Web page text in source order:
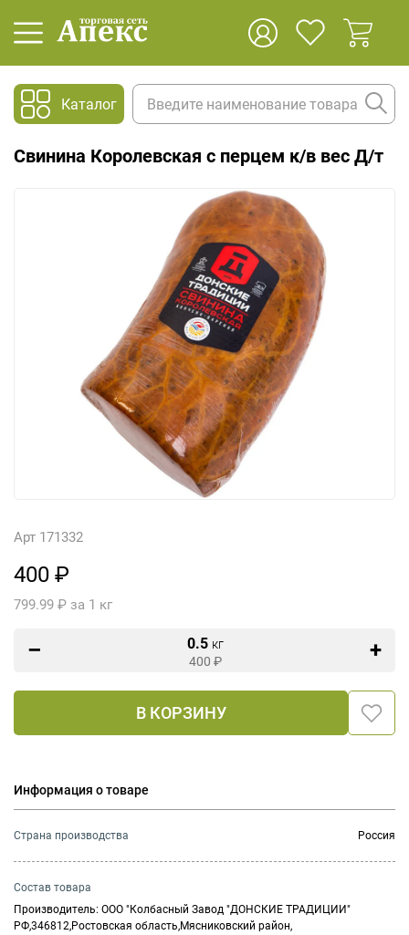
Каталог
Свинина Королевская с перцем к/в вес Д/т
Арт 171332
400 ₽
799.99 ₽ за 1 кг
0.5 кг
400 ₽
В КОРЗИНУ
Информация о товаре
Страна производства Россия
Состав товара
Производитель: ООО "Колбасный Завод "ДОНСКИЕ ТРАДИЦИИ"
РФ,346812,Ростовская область,Мясниковский район,